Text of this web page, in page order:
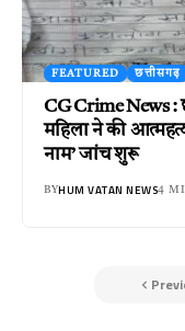
FEATURED छत्तीसगढ़
CG Crime News :
महिला ने की
नाम’ जांच शुरू
BYHUM VATAN NEWS4